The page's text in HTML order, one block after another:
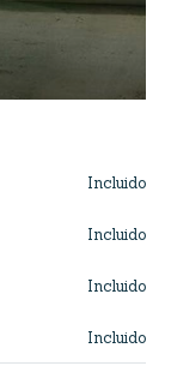
Incluido
Incluido
Incluido
Incluido